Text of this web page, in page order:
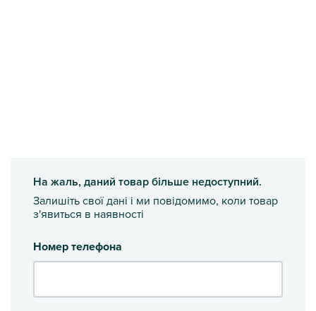
На жаль, даний товар більше недоступний.
Залишіть свої дані і ми повідомимо, коли товар
з'явиться в наявності
Номер телефона